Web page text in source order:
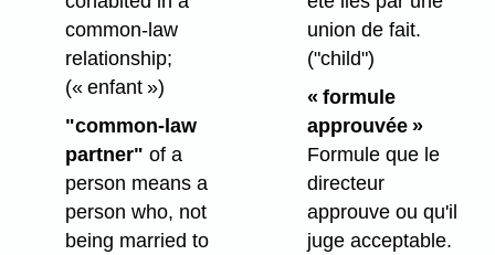
common-law
relationship;
(« enfant »)
"common-law
partner" of a
person means a
person who, not
being married to
union de fait.
("child")
« formule
approuvée »
Formule que le
directeur
approuve ou qu'il
juge acceptable.